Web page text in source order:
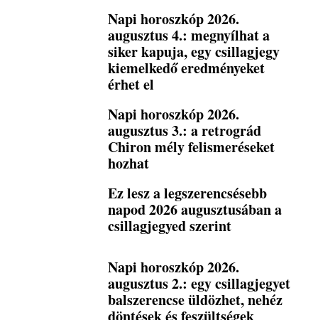
Napi horoszkóp 2026.
augusztus 4.: megnyílhat a
siker kapuja, egy csillagjegy
kiemelkedő eredményeket
érhet el
Napi horoszkóp 2026.
augusztus 3.: a retrográd
Chiron mély felismeréseket
hozhat
Ez lesz a legszerencsésebb
napod 2026 augusztusában a
csillagjegyed szerint
Napi horoszkóp 2026.
augusztus 2.: egy csillagjegyet
balszerencse üldözhet, nehéz
döntések és feszültségek